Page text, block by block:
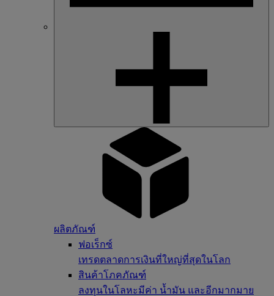
ผลิตภัณฑ์
ฟอเร็กซ์
เทรดตลาดการเงินที่ใหญ่ที่สุดในโลก
สินค้าโภคภัณฑ์
ลงทุนในโลหะมีค่า น้ำมัน และอีกมากมาย